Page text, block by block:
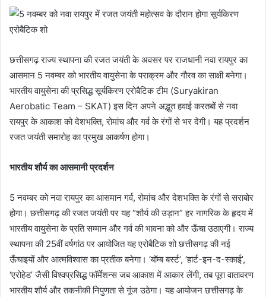
छत्तीसगढ़ राज्य स्थापना की रजत जयंती के अवसर पर राजधानी नवा रायपुर का
आसमान 5 नवम्बर को भारतीय वायुसेना के पराक्रम और गौरव का साक्षी बनेगा।
भारतीय वायुसेना की प्रसिद्ध सूर्यकिरण एरोबैटिक टीम (Suryakiran
Aerobatic Team – SKAT) इस दिन अपने अद्भुत हवाई करतबों से नवा
रायपुर के आकाश को देशभक्ति, रोमांच और गर्व के रंगों से भर देगी। यह प्रदर्शन
रजत जयंती समारोह का प्रमुख आकर्षण होगा।
भारतीय शौर्य का आसमानी प्रदर्शन
5 नवम्बर को नवा रायपुर का आसमान गर्व, रोमांच और देशभक्ति के रंगों से सराबोर
होगा। छत्तीसगढ़ की रजत जयंती पर यह “शौर्य की उड़ान” हर नागरिक के हृदय में
भारतीय वायुसेना के प्रति सम्मान और गर्व की भावना को और ऊँचा उठाएगी। राज्य
स्थापना की 25वीं वर्षगांठ पर आयोजित यह एरोबैटिक शो छत्तीसगढ़ की नई
ऊँचाइयों और आत्मविश्वास का प्रतीक बनेगा। ‘बॉम्ब बर्स्ट’, ‘हार्ट-इन-द-स्काई’,
‘एरोहेड’ जैसी विश्वप्रसिद्ध फॉर्मेशन्स जब आकाश में आकार लेंगी, तब पूरा वातावरण
भारतीय शौर्य और तकनीकी निपुणता से गूंज उठेगा। यह आयोजन छत्तीसगढ़ के